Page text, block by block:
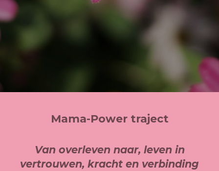
Mama-Power traject
Van overleven naar, leven in
vertrouwen, kracht en verbinding